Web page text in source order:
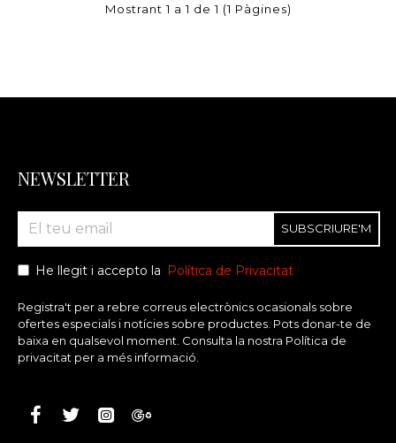
Mostrant 1 a 1 de 1 (1 Pàgines)
NEWSLETTER
SUBSCRIURE'M
He llegit i accepto la Política de Privacitat
Registra't per a rebre correus electrònics ocasionals sobre
ofertes especials i notícies sobre productes. Pots donar-te de
baixa en qualsevol moment. Consulta la nostra Política de
privacitat per a més informació.